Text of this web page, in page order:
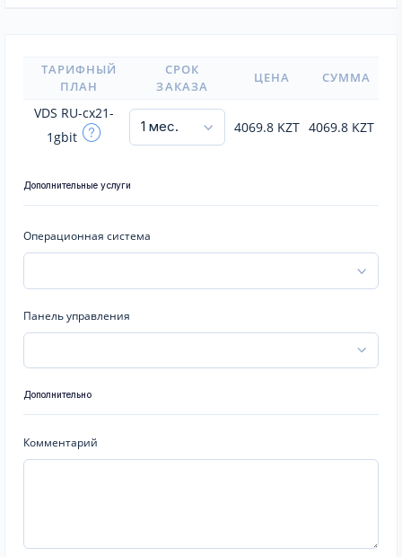
ТАРИФНЫЙ
ПЛАН
СРОК
ЗАКАЗА
ЦЕНА СУММА
VDS RU-cx21-
1gbit
4069.8 KZT 4069.8 KZT
Дополнительные услуги
Операционная система
Панель управления
Дополнительно
Комментарий